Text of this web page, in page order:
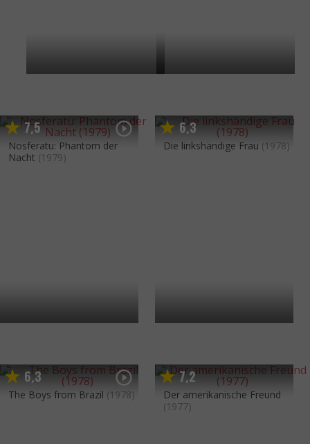
7,5
Nosferatu: Phantom der
Nacht (1979)
6,3
Die linkshändige Frau (1978)
6,3
The Boys from Brazil (1978)
7,2
Der amerikanische Freund
(1977)